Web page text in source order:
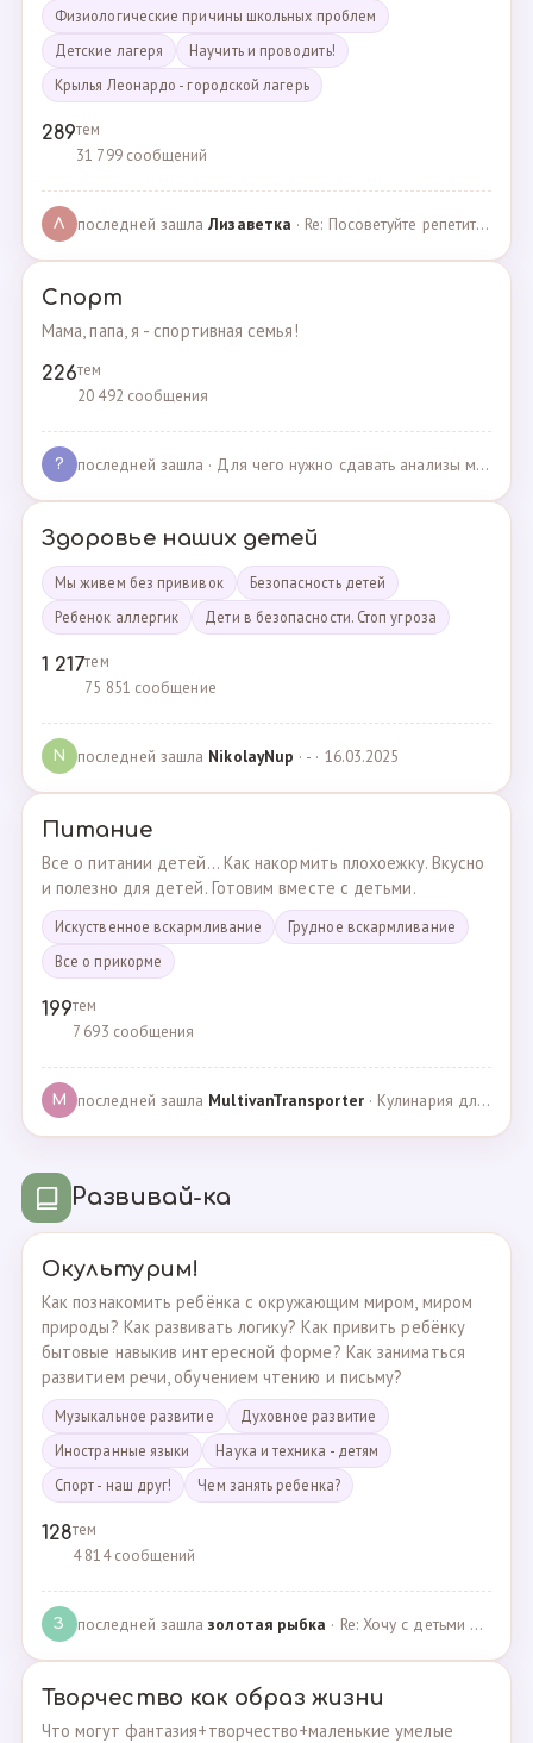
Физиологические причины школьных проблем
Детские лагеря
Научить и проводить!
Крылья Леонардо - городской лагерь
289тем
31 799 сообщений
Л последней зашлаЛизаветка · Re: Посоветуйте репетитора по английскому · 27.11.2024
Спорт
Мама, папа, я - спортивная семья!
226тем
20 492 сообщения
? последней зашла · Для чего нужно сдавать анализы мочи спортсменам? · 03.05.2025
Здоровье наших детей
Мы живем без прививок
Безопасность детей
Ребенок аллергик
Дети в безопасности. Стоп угроза
1 217тем
75 851 сообщение
N последней зашла NikolayNup · - · 16.03.2025
Питание
Все о питании детей... Как накормить плохоежку. Вкусно
и полезно для детей. Готовим вместе с детьми.
Искуственное вскармливание
Грудное вскармливание
Все о прикорме
199тем
7 693 сообщения
M последней зашла MultivanTransporter· Кулинария для более старших · 24.10.2024
Развивай-ка
Окультурим!
Как познакомить ребёнка с окружающим миром, миром
природы? Как развивать логику? Как привить ребёнку
бытовые навыкив интересной форме? Как заниматься
развитием речи, обучением чтению и письму?
Музыкальное развитие
Духовное развитие
Иностранные языки
Наука и техника - детям
Спорт - наш друг!
Чем занять ребенка?
128тем
4 814 сообщений
З последней зашлазолотая рыбка · Re: Хочу с детьми поехать на следующей неделе в Сан… · 19.05.2024
Творчество как образ жизни
Что могут фантазия+творчество+маленькие умелые